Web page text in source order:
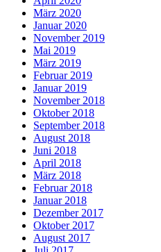
März 2020
Januar 2020
November 2019
Mai 2019
März 2019
Februar 2019
Januar 2019
November 2018
Oktober 2018
September 2018
August 2018
Juni 2018
April 2018
März 2018
Februar 2018
Januar 2018
Dezember 2017
Oktober 2017
August 2017